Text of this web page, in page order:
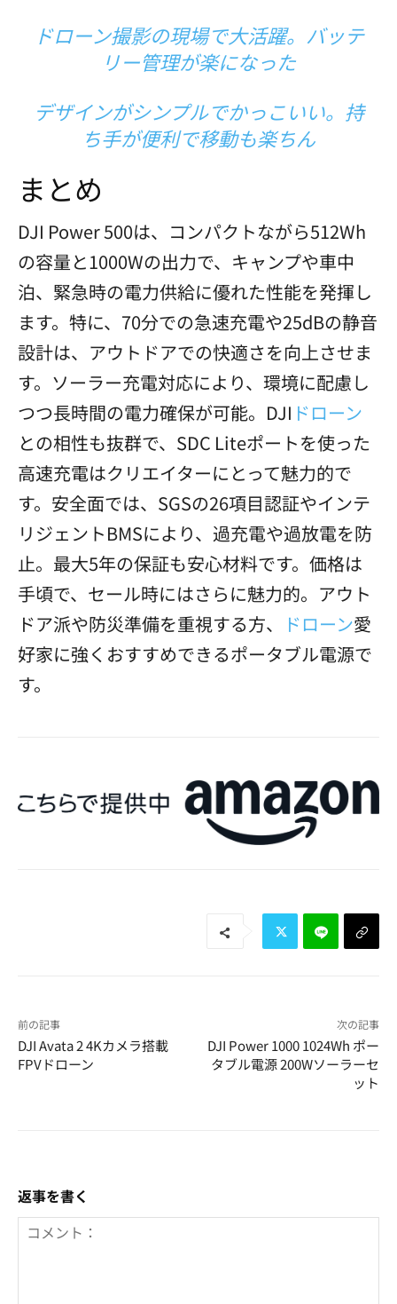
ドローン撮影の現場で大活躍。バッテ
リー管理が楽になった
デザインがシンプルでかっこいい。持
ち手が便利で移動も楽ちん
まとめ
DJI Power 500は、コンパクトながら512Wh
の容量と1000Wの出力で、キャンプや車中
泊、緊急時の電力供給に優れた性能を発揮し
ます。特に、70分での急速充電や25dBの静音
設計は、アウトドアでの快適さを向上させま
す。ソーラー充電対応により、環境に配慮し
つつ長時間の電力確保が可能。DJI ドローン
との相性も抜群で、SDC Liteポートを使った
高速充電はクリエイターにとって魅力的で
す。安全面では、SGSの26項目認証やインテ
リジェントBMSにより、過充電や過放電を防
止。最大5年の保証も安心材料です。価格は
手頃で、セール時にはさらに魅力的。アウト
ドア派や防災準備を重視する方、
ドローン愛
好家に強くおすすめできるポータブル電源で
す。
前の記事
DJI Avata 2 4Kカメラ搭載
FPVドローン
次の記事
DJI Power 1000 1024Wh ポー
タブル電源 200Wソーラーセ
ット
返事を書く